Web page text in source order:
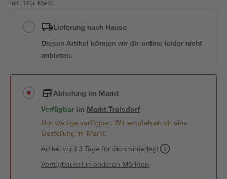
inkl. 19% MwSt.
Lieferung nach Hause
Diesen Artikel können wir dir online leider nicht
anbieten.
Abholung im Markt
Verfügbar im MarktTroisdorf
Nur wenige verfügbar. Wir empfehlen dir eine
Bestellung im Markt.
Artikel wird 3 Tage für dich hinterlegt
Verfügbarkeit in anderen Märkten